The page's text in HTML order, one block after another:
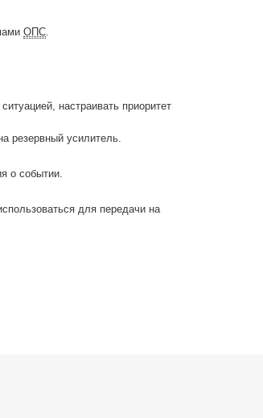
ОПС.
настраивать приоритет
резервный усилитель.
о событии.
для передачи на